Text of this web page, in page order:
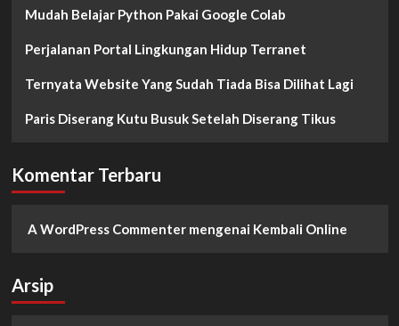
Mudah Belajar Python Pakai Google Colab
Perjalanan Portal Lingkungan Hidup Terranet
Ternyata Website Yang Sudah Tiada Bisa Dilihat Lagi
Paris Diserang Kutu Busuk Setelah Diserang Tikus
Komentar Terbaru
A WordPress Commentermengenai Kembali Online
Arsip